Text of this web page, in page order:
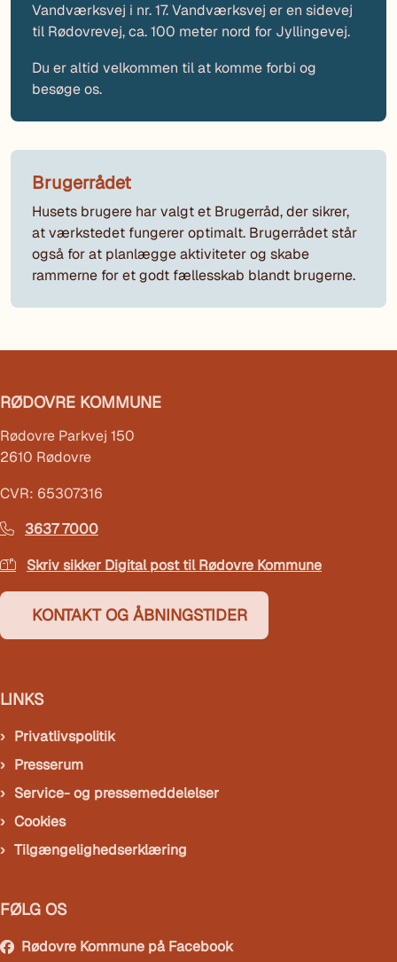
Vandværksvej i nr. 17. Vandværksvej er en sidevej
til Rødovrevej, ca. 100 meter nord for Jyllingevej.
Du er altid velkommen til at komme forbi og
besøge os.
Brugerrådet
Husets brugere har valgt et Brugerråd, der sikrer,
at værkstedet fungerer optimalt. Brugerrådet står
også for at planlægge aktiviteter og skabe
rammerne for et godt fællesskab blandt brugerne.
RØDOVRE KOMMUNE
Rødovre Parkvej 150
2610 Rødovre
CVR: 65307316
3637 7000
Skriv sikker Digital post til Rødovre Kommune
KONTAKT OG ÅBNINGSTIDER
LINKS
Privatlivspolitik
Presserum
Service- og pressemeddelelser
Cookies
Tilgængelighedserklæring
FØLG OS
Rødovre Kommune på Facebook